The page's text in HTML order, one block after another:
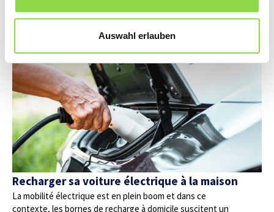
Auswahl erlauben
renouvelables.
Recharger sa voiture électrique à la maison
La mobilité électrique est en plein boom et dans ce
contexte, les bornes de recharge à domicile suscitent un